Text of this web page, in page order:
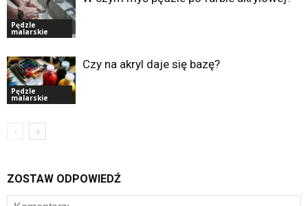
Pędzle
malarskie
Pędzle
malarskie
Czy na akryl daje się bazę?
ZOSTAW ODPOWIEDŹ